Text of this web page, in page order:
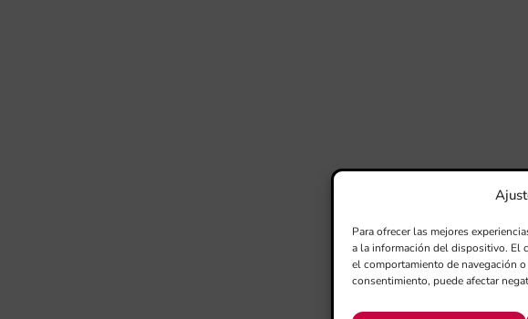
Para ofrecer las mejores
a la información del dispositivo. El
el comportamiento de navegación
consentimiento, puede afectar